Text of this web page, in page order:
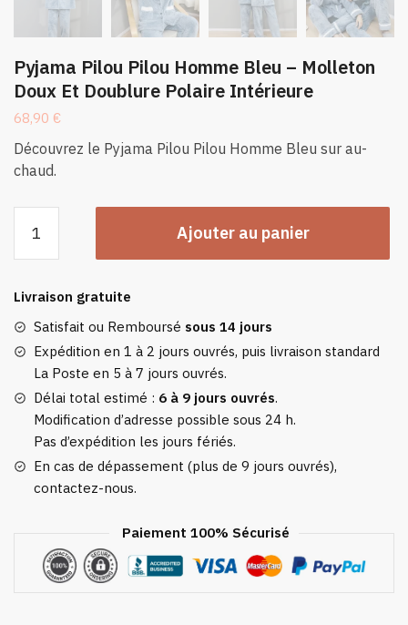
Pyjama Pilou Pilou Homme Bleu – Molleton
Doux Et Doublure Polaire Intérieure
68,90 €
Découvrez le Pyjama Pilou Pilou Homme Bleu sur au-
chaud.
Pyjama
Pilou
Homme
Bleu
Molleton
Doux
Doublure
Ajouter au panier
Livraison gratuite
Satisfait ou Remboursé sous 14 jours
Expédition en 1 à 2 jours ouvrés, puis livraison standard
La Poste en 5 à 7 jours ouvrés.
Délai total estimé : 6 à 9 jours ouvrés.
Modification d’adresse possible sous 24 h.
Pas d’expédition les jours fériés.
En cas de dépassement (plus de 9 jours ouvrés),
contactez-nous.
Paiement 100% Sécurisé